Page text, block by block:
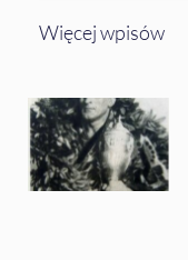
Więcej wpisów